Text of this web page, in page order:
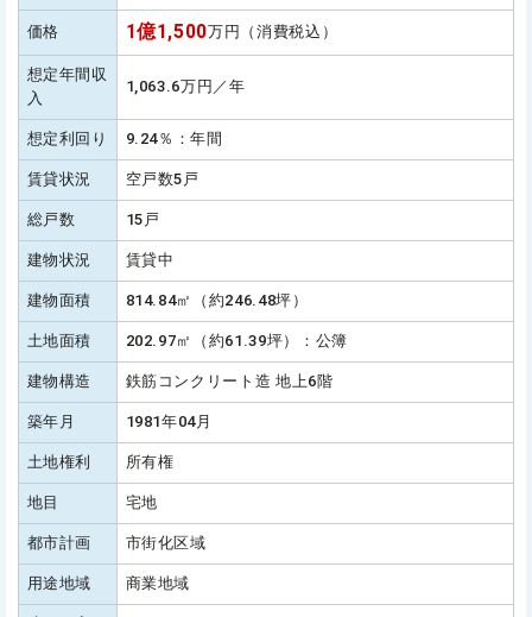
価格 1億1,500万円（消費税込）
想定年間収
入
1,063.6万円／年
想定利回り 9.24％：年間
賃貸状況 空戸数5戸
総戸数 15戸
建物状況 賃貸中
建物面積 814.84㎡（約246.48坪）
土地面積 202.97㎡（約61.39坪）：公簿
建物構造 鉄筋コンクリート造 地上6階
築年月 1981年04月
土地権利 所有権
地目 宅地
都市計画 市街化区域
用途地域 商業地域